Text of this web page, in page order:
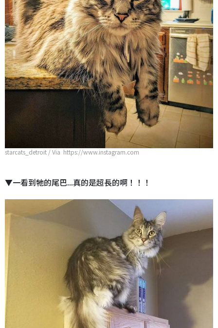
starcats_detroit / Via https://www.instagram.com
▼一看到牠的尾巴...真的是超長的啊！！！